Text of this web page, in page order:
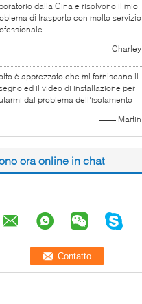
dalla Cina e risolvono il mio
di trasporto con molto servizio
—— Charley
è apprezzato che mi forniscano il
ed il video di installazione per
dal problema dell'isolamento
—— Martin
ora online in chat